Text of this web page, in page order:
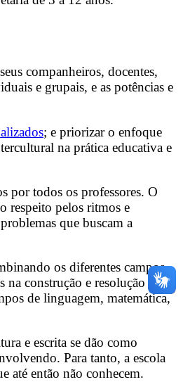
companheiros, docentes,
e grupais, e as potências e
; e priorizar o enfoque
na prática educativa e
por todos os professores. O
respeito pelos ritmos e
que buscam a
os diferentes campos
construção e resolução de
de linguagem, matemática,
e escrita se dão como
Para tanto, a escola
até então não conhecem.